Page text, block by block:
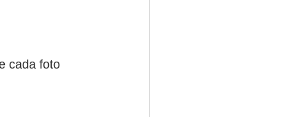
cada foto